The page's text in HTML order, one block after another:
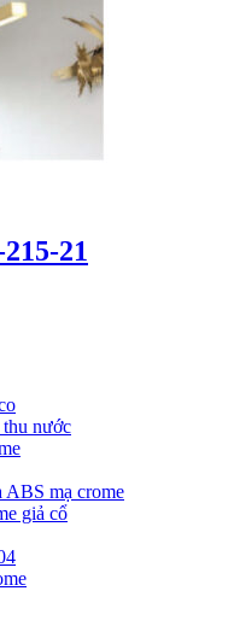
21
nước
ABS mạ crome
giả cổ